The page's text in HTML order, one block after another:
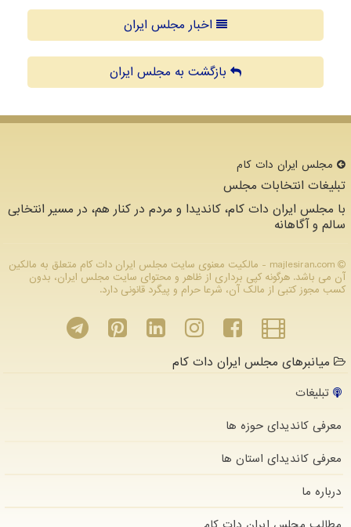
اخبار مجلس ایران
بازگشت به مجلس ایران
مجلس ایران دات كام
تبلیغات انتخابات مجلس
با مجلس ایران دات کام، کاندیدا و مردم در کنار هم، در مسیر انتخابی
سالم و آگاهانه
majlesiran.com - مالکیت معنوی سایت مجلس ایران دات كام متعلق به مالکین
آن می باشد. هرگونه کپی برداری از ظاهر و محتوای سایت مجلس ایران، بدون
کسب مجوز کتبی از مالک آن، شرعا حرام و پیگرد قانونی دارد.
میانبرهای مجلس ایران دات کام
تبلیغات
معرفی کاندیدای حوزه ها
معرفی کاندیدای استان ها
درباره ما